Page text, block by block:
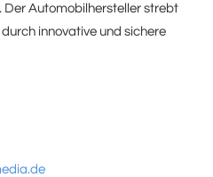
Automobilhersteller strebt
innovative und sichere